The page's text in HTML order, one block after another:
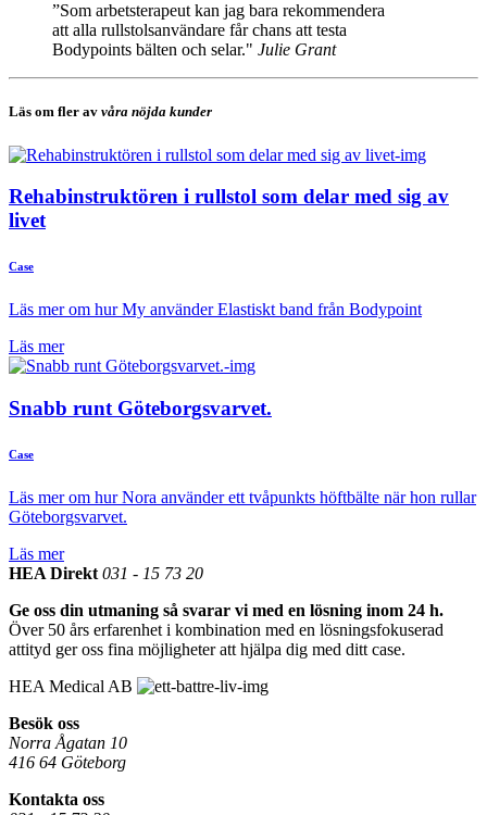
”Som arbetsterapeut kan jag bara rekommendera
att alla rullstolsanvändare får chans att testa
Bodypoints bälten och selar." Julie Grant
Läs om fler av våra nöjda kunder
Rehabinstruktören i rullstol som delar med sig av
livet
Case
Läs mer om hur My använder Elastiskt band från Bodypoint
Läs mer
Snabb runt Göteborgsvarvet.
Case
Läs mer om hur Nora använder ett tvåpunkts höftbälte när hon rullar
Göteborgsvarvet.
Läs mer
HEA Direkt 031 - 15 73 20
Ge oss din utmaning så svarar vi med en lösning inom 24 h.
Över 50 års erfarenhet i kombination med en lösningsfokuserad
attityd ger oss fina möjligheter att hjälpa dig med ditt case.
HEA Medical AB
Besök oss
Norra Ågatan 10
416 64 Göteborg
Kontakta oss